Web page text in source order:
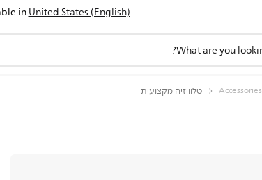
inUnited States (English)
מוצרים תמיכה
Accessories טלוויזיה מקצועית